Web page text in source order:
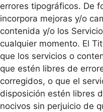
errores tipográficos. De
incorpora mejoras y/o
contenida y/o los
cualquier momento. El
que los servicios o
que estén libres de
corregidos, o que el
disposición estén libres
nocivos sin perjuicio de